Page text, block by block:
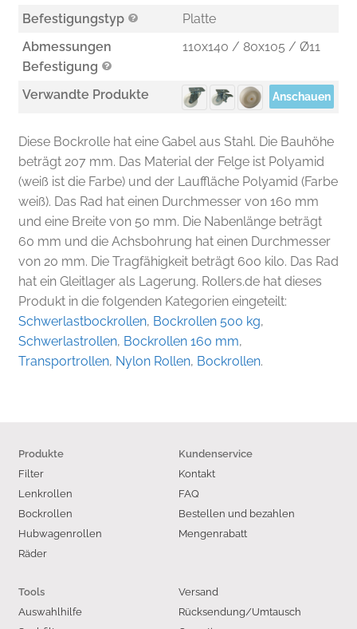
Diese Bockrolle hat eine Gabel aus Stahl. Die Bauhöhe
beträgt 207 mm. Das Material der Felge ist Polyamid
(weiß ist die Farbe) und der Lauffläche Polyamid (Farbe
weiß). Das Rad hat einen Durchmesser von 160 mm
und eine Breite von 50 mm. Die Nabenlänge beträgt
60 mm und die Achsbohrung hat einen Durchmesser
von 20 mm. Die Tragfähigkeit beträgt 600 kilo. Das Rad
hat ein Gleitlager als Lagerung. Rollers.de hat dieses
Produkt in die folgenden Kategorien eingeteilt:
Schwerlastbockrollen, Bockrollen 500 kg,
Schwerlastrollen, Bockrollen 160 mm,
Transportrollen, Nylon Rollen, Bockrollen.
Befestigungstyp
Platte
Abmessungen
Befestigung
110x140 / 80x105 / Ø11
Verwandte Produkte Anschauen
Produkte
Filter
Lenkrollen
Bockrollen
Hubwagenrollen
Räder
Kundenservice
Kontakt
FAQ
Bestellen und bezahlen
Mengenrabatt
Versand
Rücksendung/Umtausch
Tools
Auswahlhilfe